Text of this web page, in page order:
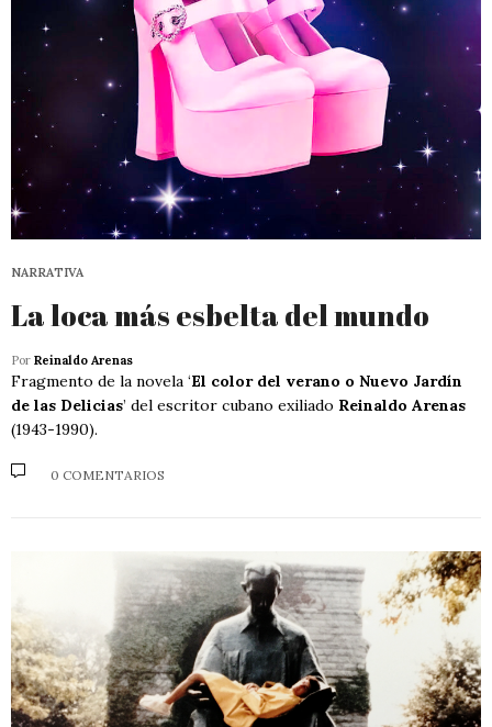
NARRATIVA
La loca más esbelta del mundo
Por Reinaldo Arenas
Fragmento de la novela ‘El color del verano o Nuevo Jardín
de las Delicias’ del escritor cubano exiliado Reinaldo Arenas
(1943-1990).
0 COMENTARIOS